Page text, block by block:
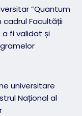
”Quantum
Facultății
fi validat și
universitare
Național al